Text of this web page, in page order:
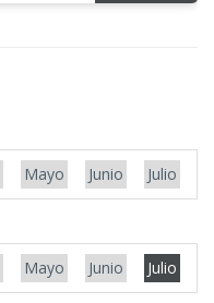
Mayo Junio Julio
Mayo Junio Julio